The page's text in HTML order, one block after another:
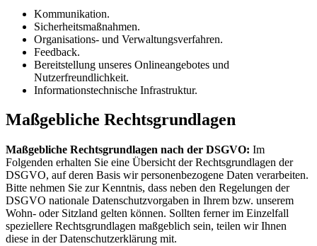
Kommunikation.
Sicherheitsmaßnahmen.
Organisations- und Verwaltungsverfahren.
Feedback.
Bereitstellung unseres Onlineangebotes und
Nutzerfreundlichkeit.
Informationstechnische Infrastruktur.
Maßgebliche Rechtsgrundlagen
Maßgebliche Rechtsgrundlagen nach der DSGVO: Im
Folgenden erhalten Sie eine Übersicht der Rechtsgrundlagen der
DSGVO, auf deren Basis wir personenbezogene Daten verarbeiten.
Bitte nehmen Sie zur Kenntnis, dass neben den Regelungen der
DSGVO nationale Datenschutzvorgaben in Ihrem bzw. unserem
Wohn- oder Sitzland gelten können. Sollten ferner im Einzelfall
speziellere Rechtsgrundlagen maßgeblich sein, teilen wir Ihnen
diese in der Datenschutzerklärung mit.